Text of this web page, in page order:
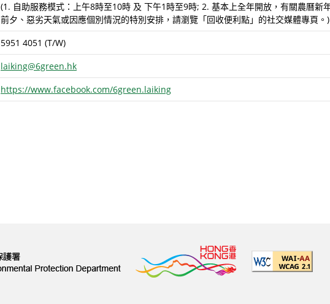
(1. 自助服務模式：上午8時至10時 及 下午1時至9時; 2. 基本上全年開放，有關農曆新
前夕、惡劣天氣或因應個別情況的特別安排，請瀏覽「回收便利點」的社交媒體專頁。)
5951 4051 (T/W)
laiking@6green.hk
https://www.facebook.com/6green.laiking